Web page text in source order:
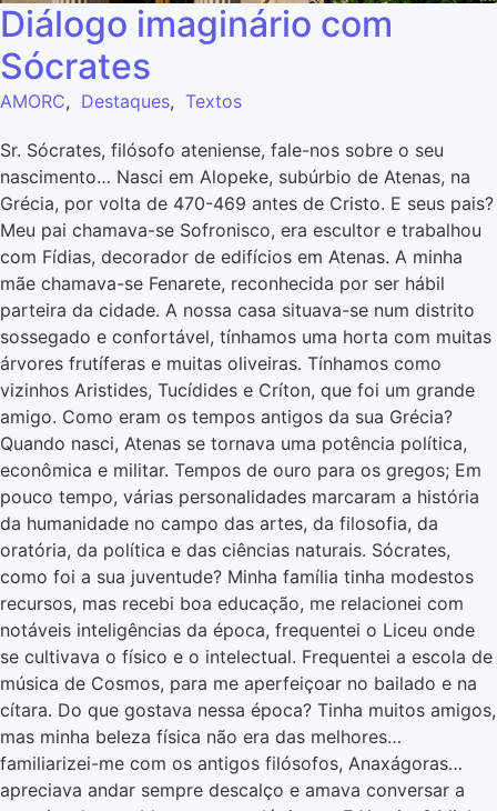
Diálogo imaginário com
Sócrates
AMORC, Destaques, Textos
Sr. Sócrates, filósofo ateniense, fale-nos sobre o seu
nascimento… Nasci em Alopeke, subúrbio de Atenas, na
Grécia, por volta de 470-469 antes de Cristo. E seus pais?
Meu pai chamava-se Sofronisco, era escultor e trabalhou
com Fídias, decorador de edifícios em Atenas. A minha
mãe chamava-se Fenarete, reconhecida por ser hábil
parteira da cidade. A nossa casa situava-se num distrito
sossegado e confortável, tínhamos uma horta com muitas
árvores frutíferas e muitas oliveiras. Tínhamos como
vizinhos Aristides, Tucídides e Críton, que foi um grande
amigo. Como eram os tempos antigos da sua Grécia?
Quando nasci, Atenas se tornava uma potência política,
econômica e militar. Tempos de ouro para os gregos; Em
pouco tempo, várias personalidades marcaram a história
da humanidade no campo das artes, da filosofia, da
oratória, da política e das ciências naturais. Sócrates,
como foi a sua juventude? Minha família tinha modestos
recursos, mas recebi boa educação, me relacionei com
notáveis inteligências da época, frequentei o Liceu onde
se cultivava o físico e o intelectual. Frequentei a escola de
música de Cosmos, para me aperfeiçoar no bailado e na
cítara. Do que gostava nessa época? Tinha muitos amigos,
mas minha beleza física não era das melhores…
familiarizei-me com os antigos filósofos, Anaxágoras…
apreciava andar sempre descalço e amava conversar a